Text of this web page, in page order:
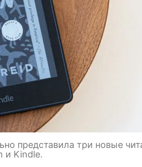
представила три новые
и Kindle.